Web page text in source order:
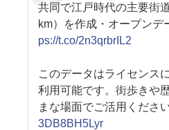
共同で江戸時代の主要街
km）を作成・オープンデ
ps://t.co/2n3qrbrIL2
このデータはライセンス
利用可能です。街歩きや
まな場面でご活用くださ
3DB8BH5Lyr